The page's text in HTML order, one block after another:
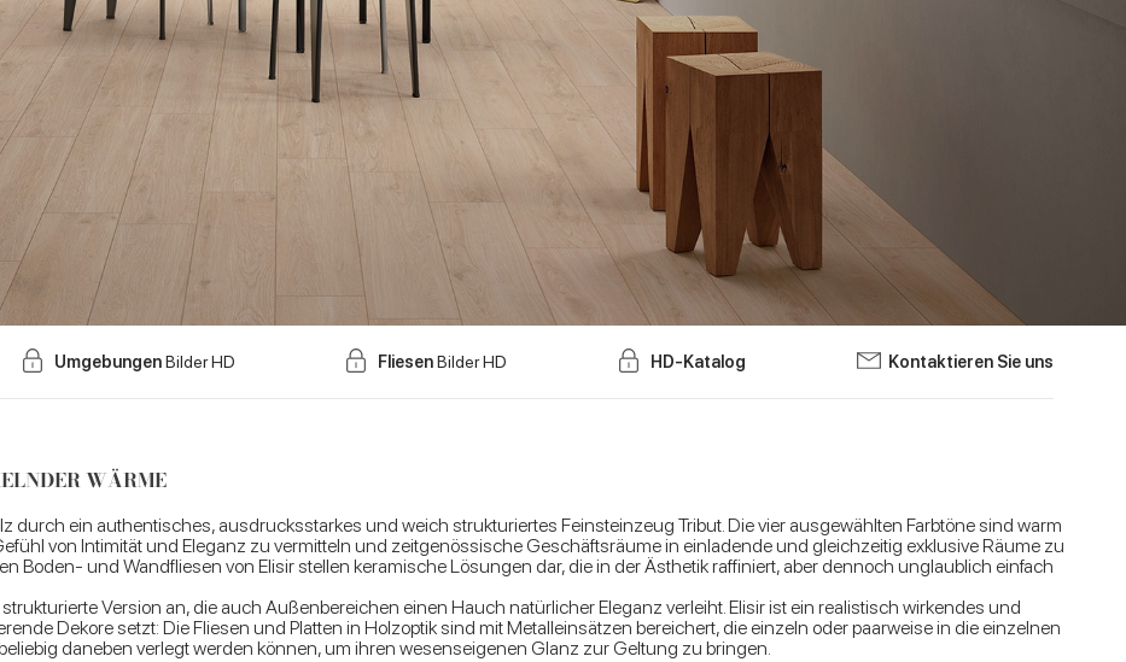
WÄRME
UmgebungenBilder HD FliesenBilder HD HD-Katalog Kontaktieren Sie uns
durch ein authentisches, ausdrucksstarkes und weich strukturiertes Feinsteinzeug Tribut. Die vier ausgewählten Farbtöne sind warm
von Intimität und Eleganz zu vermitteln und zeitgenössische Geschäftsräume in einladende und gleichzeitig exklusive Räume zu
Boden- und Wandfliesen von Elisir stellen keramische Lösungen dar, die in der Ästhetik raffiniert, aber dennoch unglaublich einfach
Version an, die auch Außenbereichen einen Hauch natürlicher Eleganz verleiht. Elisir ist ein realistisch wirkendes und
Dekore setzt: Die Fliesen und Platten in Holzoptik sind mit Metalleinsätzen bereichert, die einzeln oder paarweise in die einzelnen
daneben verlegt werden können, um ihren wesenseigenen Glanz zur Geltung zu bringen.